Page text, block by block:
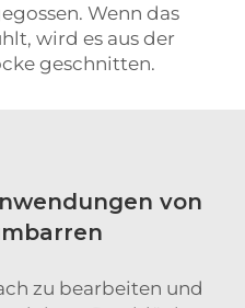
Wenn das
wird es aus der
geschnitten.
von
zu bearbeiten und